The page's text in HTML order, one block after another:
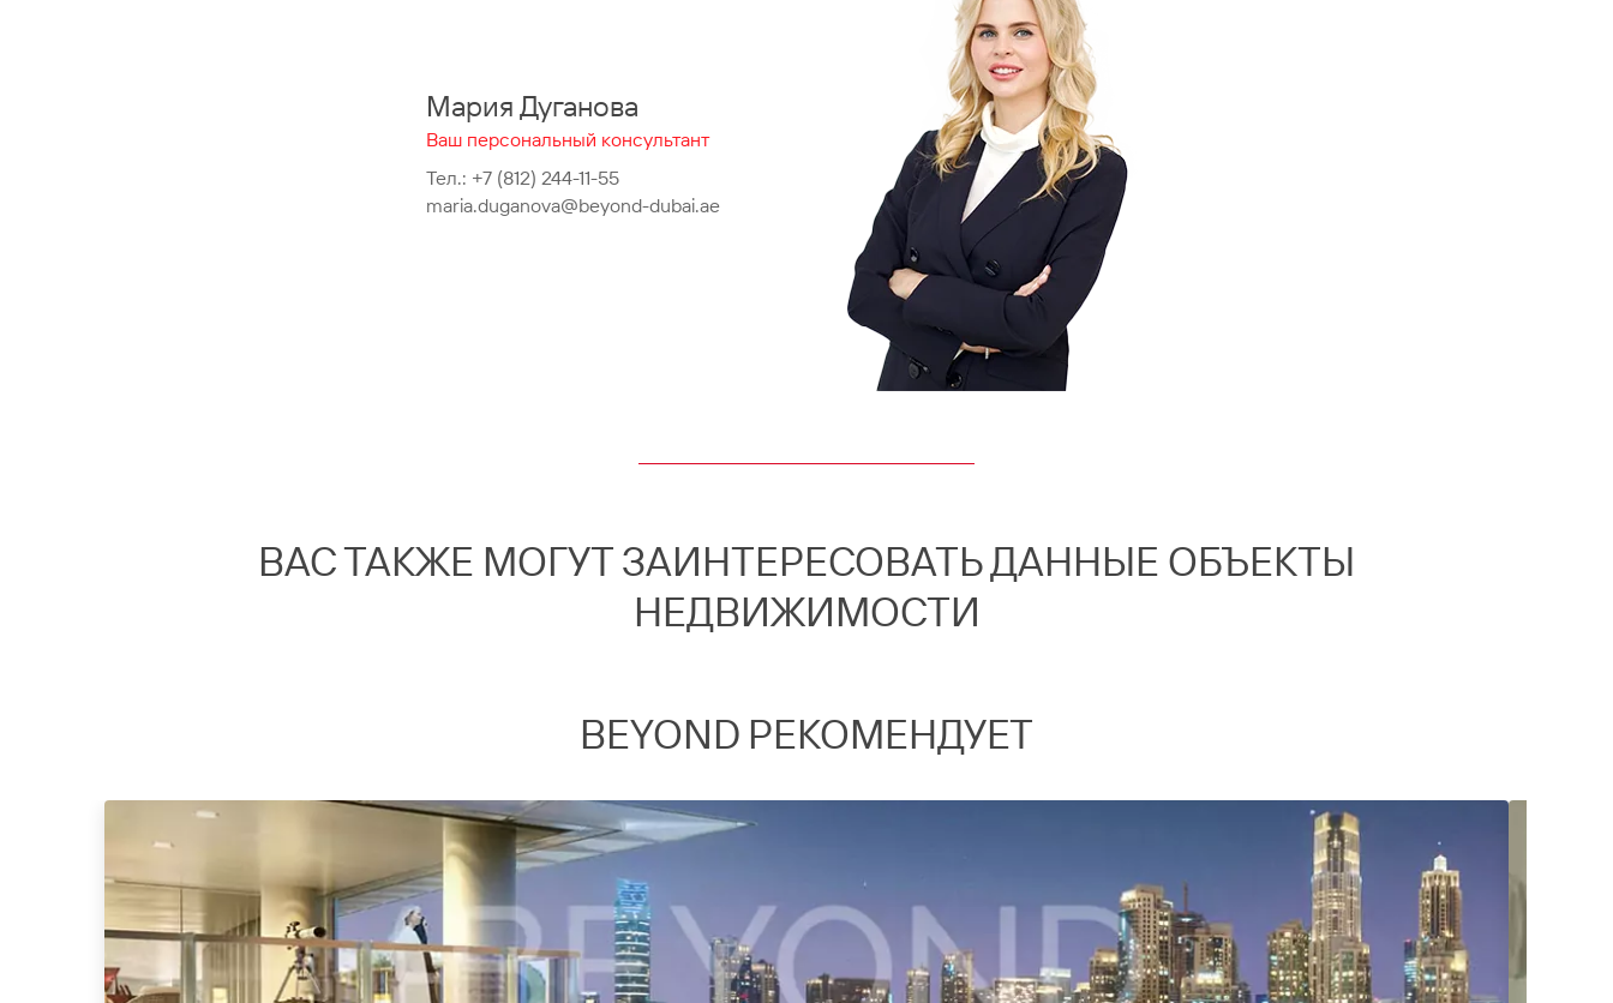
Мария Дуганова
Ваш персональный консультант
Тел.: +7 (812) 244-11-55
maria.duganova@beyond-dubai.ae
ВАС ТАКЖЕ МОГУТ ЗАИНТЕРЕСОВАТЬ ДАННЫЕ ОБЪЕКТЫ
НЕДВИЖИМОСТИ
BEYOND РЕКОМЕНДУЕТ